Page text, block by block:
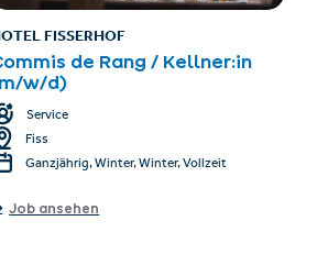
FISSERHOF
de Rang / Kellner:in
w/d)
Service
Fiss
Ganzjährig, Winter, Winter, Vollzeit
Job ansehen